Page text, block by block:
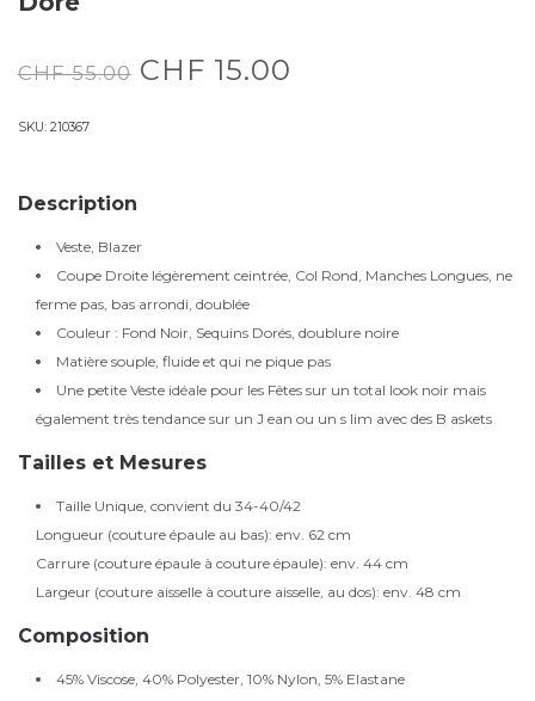
CHF55.00 CHF 15.00
SKU: 210367
Description
Veste, Blazer
Coupe Droite légèrement ceintrée, Col Rond, Manches Longues, ne
ferme pas, bas arrondi, doublée
Couleur : Fond Noir, Sequins Dorés, doublure noire
Matière souple, fluide et qui ne pique pas
Une petite Veste idéale pour les Fêtes sur un total look noir mais
également très tendance sur un J ean ou un s lim avec des B askets
Tailles et Mesures
Taille Unique, convient du 34-40/42
Longueur (couture épaule au bas): env. 62 cm
Carrure (couture épaule à couture épaule): env. 44 cm
Largeur (couture aisselle à couture aisselle, au dos): env. 48 cm
Composition
45% Viscose, 40% Polyester, 10% Nylon, 5% Elastane